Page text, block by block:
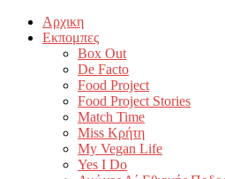
Αρχικη
Εκπομπες
Box Out
De Facto
Food Project
Food Project Stories
Match Time
Miss Κρήτη
My Vegan Life
Yes I Do